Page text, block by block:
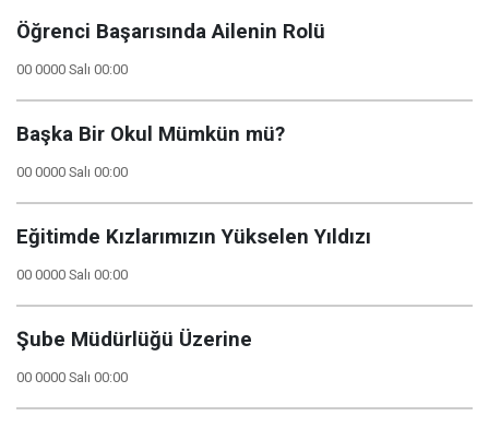
Öğrenci Başarısında Ailenin Rolü
00 0000 Salı 00:00
Başka Bir Okul Mümkün mü?
00 0000 Salı 00:00
Eğitimde Kızlarımızın Yükselen Yıldızı
00 0000 Salı 00:00
Şube Müdürlüğü Üzerine
00 0000 Salı 00:00